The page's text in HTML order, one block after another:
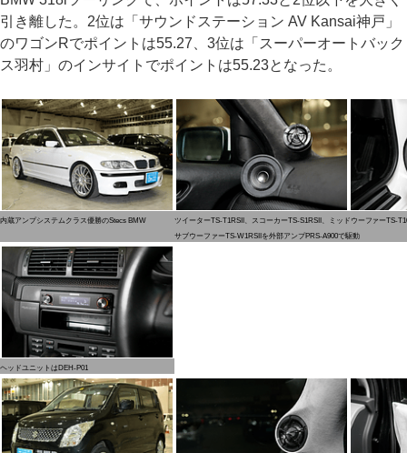
引き離した。2位は「サウンドステーション AV Kansai神戸」
のワゴンRでポイントは55.27、3位は「スーパーオートバック
ス羽村」のインサイトでポイントは55.23となった。
内蔵アンプシステムクラス優勝のStecs BMW
ツイーターTS-T1RSII、スコーカーTS-S1RSII、ミッドウーファーTS-
サブウーファーTS-W1RSIIを外部アンプPRS-A900で駆動
ヘッドユニットはDEH-P01